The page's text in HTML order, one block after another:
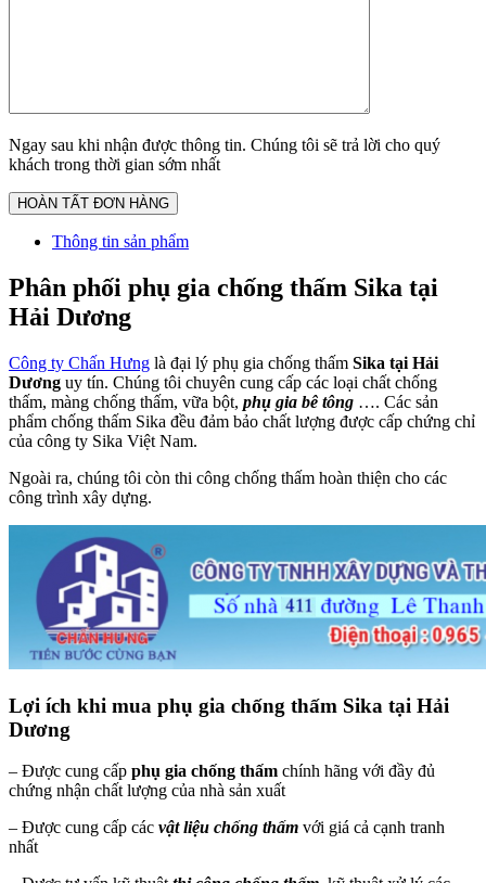
Ngay sau khi nhận được thông tin. Chúng tôi sẽ trả lời cho quý
khách trong thời gian sớm nhất
Thông tin sản phẩm
Phân phối phụ gia chống thấm Sika tại
Hải Dương
Công ty Chấn Hưng là đại lý phụ gia chống thấm Sika tại Hải
Dương uy tín. Chúng tôi chuyên cung cấp các loại chất chống
thấm, màng chống thấm, vữa bột, phụ gia bê tông …. Các sản
phẩm chống thấm Sika đều đảm bảo chất lượng được cấp chứng chỉ
của công ty Sika Việt Nam.
Ngoài ra, chúng tôi còn thi công chống thấm hoàn thiện cho các
công trình xây dựng.
Lợi ích khi mua phụ gia chống thấm Sika tại Hải
Dương
– Được cung cấp phụ gia chống thấm chính hãng với đầy đủ
chứng nhận chất lượng của nhà sản xuất
– Được cung cấp các vật liệu chống thấm với giá cả cạnh tranh
nhất